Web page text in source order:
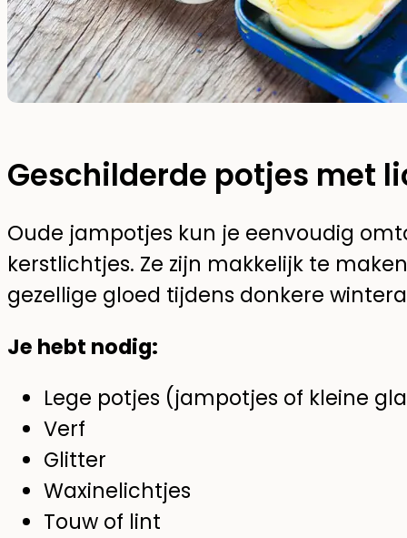
Geschilderde potjes met
Oude jampotjes kun je eenvoudig
kerstlichtjes. Ze zijn makkelijk te
gezellige gloed tijdens donkere
Je hebt nodig:
Lege potjes (jampotjes of kleine
Verf
Glitter
Waxinelichtjes
Touw of lint